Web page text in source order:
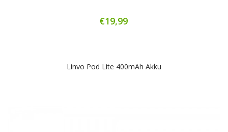
€19,99
Linvo Pod Lite 400mAh Akku